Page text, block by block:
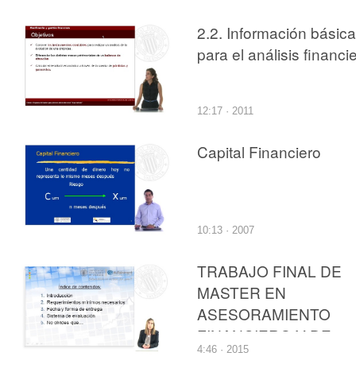
2.2. Información básica
para el análisis
12:17 · 2011
Capital Financiero
10:13 · 2007
TRABAJO FINAL DE
MASTER EN
ASESORAMIENTO
FINANCIERO Y DE
SEGUROS
4:46 · 2015